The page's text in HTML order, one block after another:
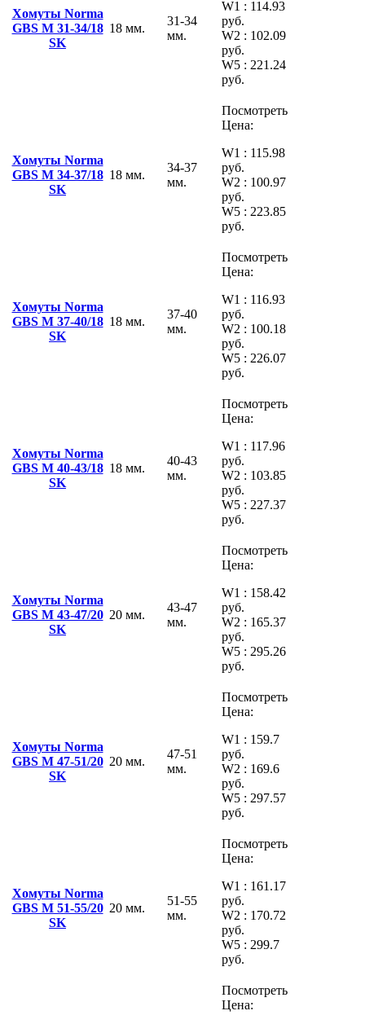
Хомуты Norma
GBS M 31-34/18
SK
18 мм.
31-34
мм.
W1 : 114.93
руб.
W2 : 102.09
руб.
W5 : 221.24
руб.
Хомуты Norma
GBS M 34-37/18
SK
18 мм.
34-37
мм.
Посмотреть
Цена:
W1 : 115.98
руб.
W2 : 100.97
руб.
W5 : 223.85
руб.
Хомуты Norma
GBS M 37-40/18
SK
18 мм.
37-40
мм.
Посмотреть
Цена:
W1 : 116.93
руб.
W2 : 100.18
руб.
W5 : 226.07
руб.
Хомуты Norma
GBS M 40-43/18
SK
18 мм.
40-43
мм.
Посмотреть
Цена:
W1 : 117.96
руб.
W2 : 103.85
руб.
W5 : 227.37
руб.
Хомуты Norma
GBS M 43-47/20
SK
20 мм.
43-47
мм.
Посмотреть
Цена:
W1 : 158.42
руб.
W2 : 165.37
руб.
W5 : 295.26
руб.
Хомуты Norma
GBS M 47-51/20
SK
20 мм.
47-51
мм.
Посмотреть
Цена:
W1 : 159.7
руб.
W2 : 169.6
руб.
W5 : 297.57
руб.
Хомуты Norma
GBS M 51-55/20
SK
20 мм.
51-55
мм.
Посмотреть
Цена:
W1 : 161.17
руб.
W2 : 170.72
руб.
W5 : 299.7
руб.
Посмотреть
Цена: